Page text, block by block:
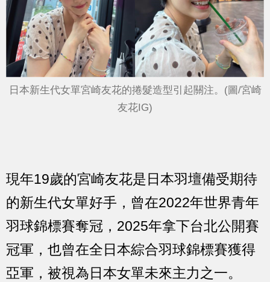
日本新生代女單宮崎友花的捲髮造型引起關注。(圖/宮崎
友花IG)
現年19歲的宮崎友花是日本羽壇備受期待
的新生代女單好手，曾在2022年世界青年
羽球錦標賽奪冠，2025年拿下台北公開賽
冠軍，也曾在全日本綜合羽球錦標賽獲得
亞軍，被視為日本女單未來主力之一。